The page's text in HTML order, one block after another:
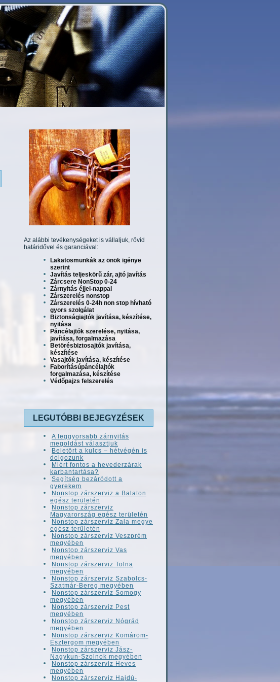
Az alábbi tevékenységeket is vállaljuk, rövid
határidővel és garanciával:
Lakatosmunkák az önök igénye
szerint
Javítás teljeskörű zár, ajtó javítás
Zárcsere NonStop 0-24
Zárnyitás éjjel-nappal
Zárszerelés nonstop
Zárszerelés 0-24h non stop hívható
gyors szolgálat
Biztonságiajtók javítása, készítése,
nyitása
Páncélajtók szerelése, nyitása,
javítása, forgalmazása
Betörésbiztosajtók javítása,
készítése
Vasajtók javítása, készítése
Faborításúpáncélajtók
forgalmazása, készítése
Védőpajzs felszerelés
LEGUTÓBBI BEJEGYZÉSEK
A leggyorsabb zárnyitás
megoldást választjuk
Beletört a kulcs – hétvégén is
dolgozunk
Miért fontos a hevederzárak
karbantartása?
Segítség bezáródott a
gyerekem
Nonstop zárszerviz a Balaton
egész területén
Nonstop zárszerviz
Magyarország egész területén
Nonstop zárszerviz Zala megye
egész területén
Nonstop zárszerviz Veszprém
megyében
Nonstop zárszerviz Vas
megyében
Nonstop zárszerviz Tolna
megyében
Nonstop zárszerviz Szabolcs-
Szatmár-Bereg megyében
Nonstop zárszerviz Somogy
megyében
Nonstop zárszerviz Pest
megyében
Nonstop zárszerviz Nógrád
megyében
Nonstop zárszerviz Komárom-
Esztergom megyében
Nonstop zárszerviz Jász-
Nagykun-Szolnok megyében
Nonstop zárszerviz Heves
megyében
Nonstop zárszerviz Hajdú-